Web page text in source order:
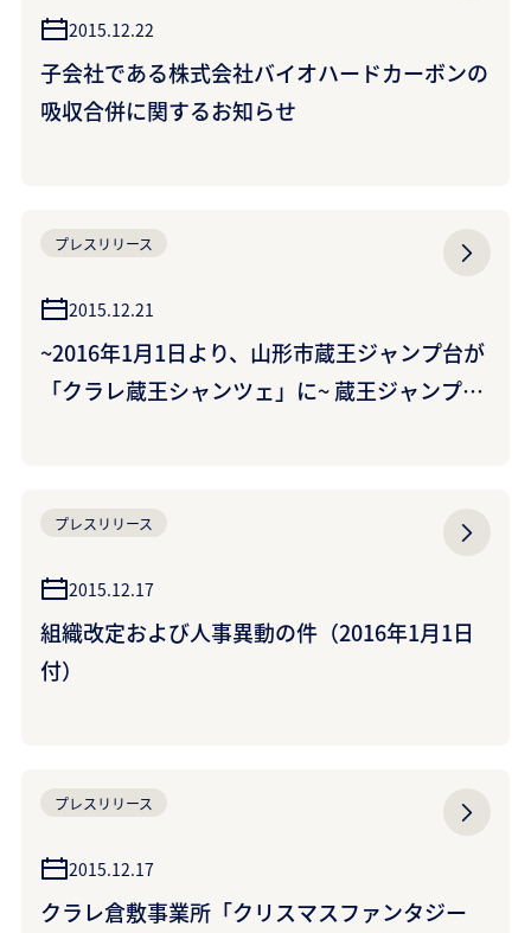
2015.12.22
子会社である株式会社バイオハードカーボンの
吸収合併に関するお知らせ
プレスリリース
2015.12.21
~2016年1月1日より、山形市蔵王ジャンプ台が
「クラレ蔵王シャンツェ」に~ 蔵王ジャンプ台
プレスリリース
2015.12.17
組織改定および人事異動の件（2016年1月1日
付）
プレスリリース
2015.12.17
クラレ倉敷事業所「クリスマスファンタジー